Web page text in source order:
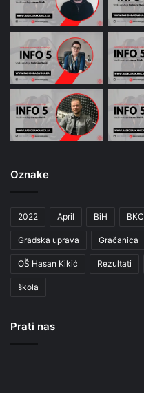
Oznake
2022 April BiH BKC
Gradska uprava Gračanica
OŠ Hasan Kikić Rezultati
škola
Prati nas